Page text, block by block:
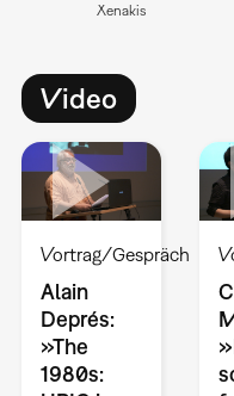
Xenakis
Video
Vortrag/Gespräch
Alain
Deprés:
»The
1980s: